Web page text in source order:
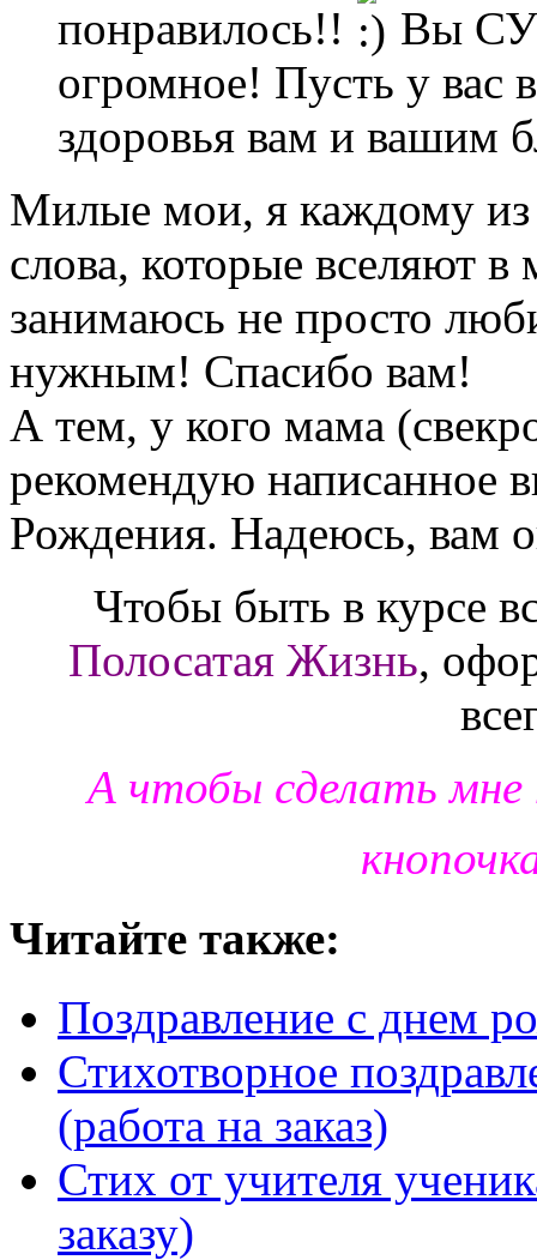
понравилось!!
Вы
огромное! Пусть у вас
здоровья вам и вашим
Милые мои, я каждому из
слова, которые вселяют в
занимаюсь не просто
нужным! Спасибо вам!
А тем, у кого мама
рекомендую написанное
Рождения. Надеюсь, вам
Чтобы быть в курсе
Полосатая Жизнь,
А чтобы сделать
Читайте также:
Поздравление с днем
Стихотворное
(работа на заказ)
Стих от учителя
заказу)